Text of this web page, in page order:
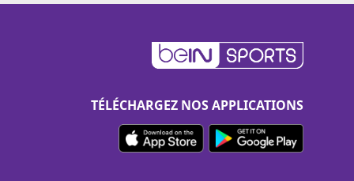
TÉLÉCHARGEZ NOS APPLICATIONS